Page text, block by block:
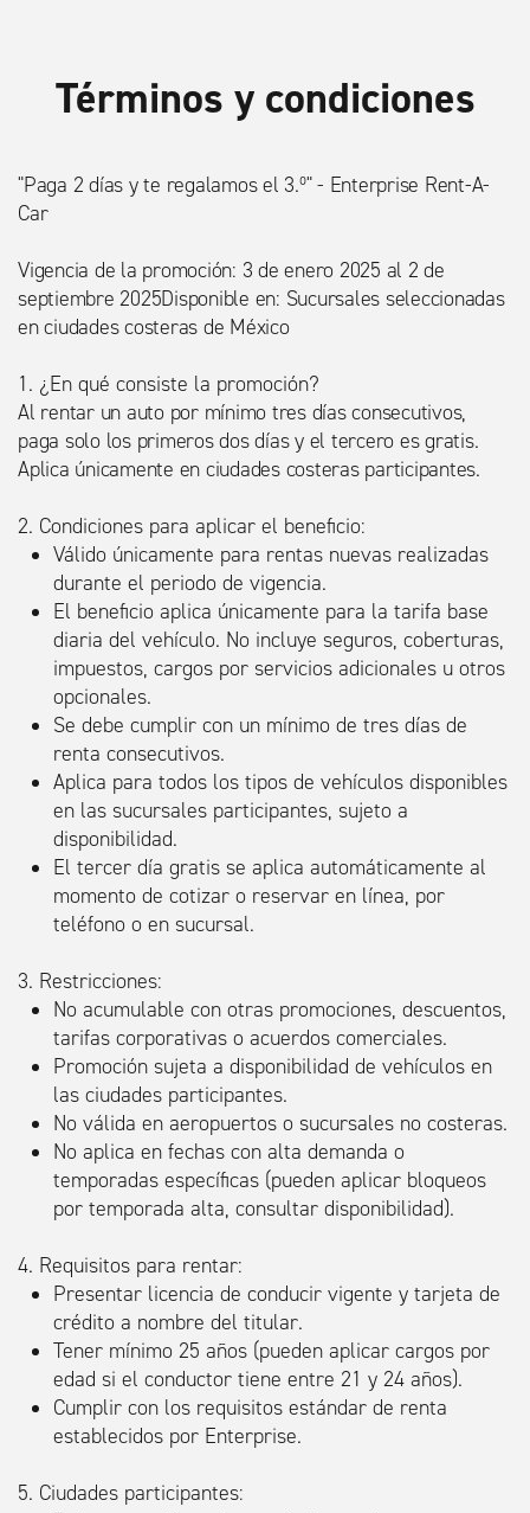
Términos y condiciones
"Paga 2 días y te regalamos el 3.º" - Enterprise Rent-A-
Car
Vigencia de la promoción: 3 de enero 2025 al 2 de
septiembre 2025Disponible en: Sucursales seleccionadas
en ciudades costeras de México
1. ¿En qué consiste la promoción?
Al rentar un auto por mínimo tres días consecutivos,
paga solo los primeros dos días y el tercero es gratis.
Aplica únicamente en ciudades costeras participantes.
2. Condiciones para aplicar el beneficio:
Válido únicamente para rentas nuevas realizadas
durante el periodo de vigencia.
El beneficio aplica únicamente para la tarifa base
diaria del vehículo. No incluye seguros, coberturas,
impuestos, cargos por servicios adicionales u otros
opcionales.
Se debe cumplir con un mínimo de tres días de
renta consecutivos.
Aplica para todos los tipos de vehículos disponibles
en las sucursales participantes, sujeto a
disponibilidad.
El tercer día gratis se aplica automáticamente al
momento de cotizar o reservar en línea, por
teléfono o en sucursal.
3. Restricciones:
No acumulable con otras promociones, descuentos,
tarifas corporativas o acuerdos comerciales.
Promoción sujeta a disponibilidad de vehículos en
las ciudades participantes.
No válida en aeropuertos o sucursales no costeras.
No aplica en fechas con alta demanda o
temporadas específicas (pueden aplicar bloqueos
por temporada alta, consultar disponibilidad).
4. Requisitos para rentar:
Presentar licencia de conducir vigente y tarjeta de
crédito a nombre del titular.
Tener mínimo 25 años (pueden aplicar cargos por
edad si el conductor tiene entre 21 y 24 años).
Cumplir con los requisitos estándar de renta
establecidos por Enterprise.
5. Ciudades participantes: